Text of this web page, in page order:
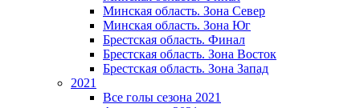
Минская область. Зона Север
Минская область. Зона Юг
Брестская область. Финал
Брестская область. Зона Восток
Брестская область. Зона Запад
2021
Все голы сезона 2021